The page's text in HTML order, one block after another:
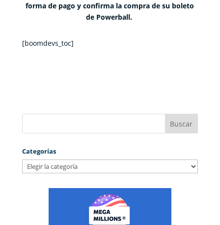
forma de pago y confirma la compra de su boleto
de Powerball.
[boomdevs_toc]
Categorías
Categorías